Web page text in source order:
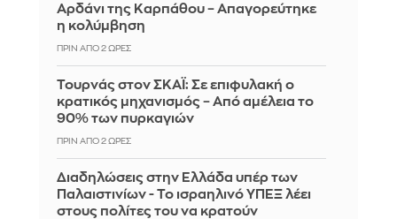
Αρδάνι της Καρπάθου – Απαγορεύτηκε
η κολύμβηση
ΠΡΙΝ ΑΠΌ 2 ΏΡΕΣ
Τουρνάς στον ΣΚΑΪ: Σε επιφυλακή ο
κρατικός μηχανισμός – Από αμέλεια το
90% των πυρκαγιών
ΠΡΙΝ ΑΠΌ 2 ΏΡΕΣ
Διαδηλώσεις στην Ελλάδα υπέρ των
Παλαιστινίων - Το ισραηλινό ΥΠΕΞ λέει
στους πολίτες του να κρατούν